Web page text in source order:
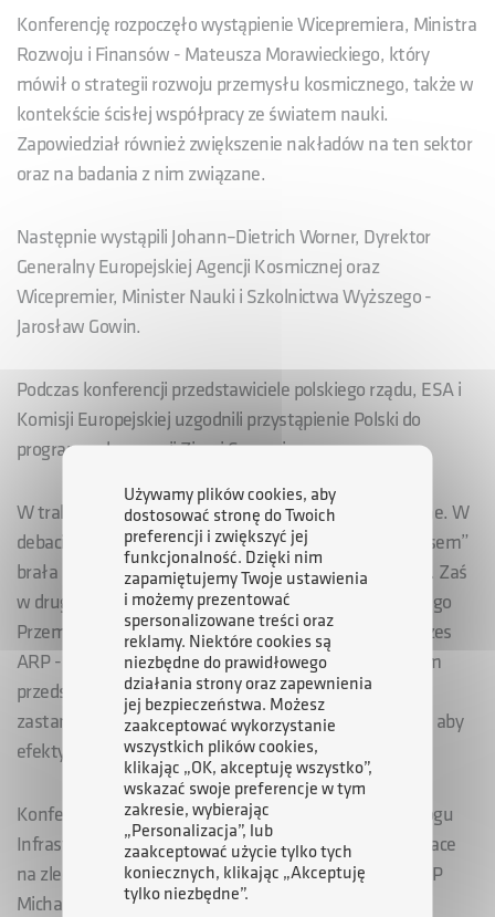
Konferencję rozpoczęło wystąpienie Wicepremiera, Ministra
Rozwoju i Finansów - Mateusza Morawieckiego, który
mówił o strategii rozwoju przemysłu kosmicznego, także w
kontekście ścisłej współpracy ze światem nauki.
Zapowiedział również zwiększenie nakładów na ten sektor
oraz na badania z nim związane.
Następnie wystąpili Johann–Dietrich Worner, Dyrektor
Generalny Europejskiej Agencji Kosmicznej oraz
Wicepremier, Minister Nauki i Szkolnictwa Wyższego -
Jarosław Gowin.
Podczas konferencji przedstawiciele polskiego rządu, ESA i
Komisji Europejskiej uzgodnili przystąpienie Polski do
programu obserwacji Ziemi Copernicus.
W trakcie wydarzenia odbyły się dwa panele dyskusyjne. W
debacie pn. „Globalne perspektywy związane z kosmosem”
brała udział Wiceminister Rozwoju Jadwiga Emilewicz. Zaś
w drugim, zatytułowanym „Program Wsparcia Polskiego
Przemysłu – kluczem do sukcesu?” wystąpił Wiceprezes
ARP - Michał Szaniawski. Dziesięciu panelistów, w tym
przedsiębiorcy zajmujący się sektorem kosmicznym,
zastanawiało się, jaką drogę ta branża powinna obrać, aby
efektywnie się rozwijać.
Konferencję zakończyła prezentacja Krajowego Katalogu
Infrastruktury Testowej, opracowanego przez PIAP Space
na zlecenie ARP. Prezentację poprowadził wiceszef ARP
Michał Szaniawski oraz Prezes PIAP Space - Mateusz
Używamy plików cookies, aby
dostosować stronę do Twoich
preferencji i zwiększyć jej
funkcjonalność. Dzięki nim
zapamiętujemy Twoje ustawienia
i możemy prezentować
spersonalizowane treści oraz
reklamy. Niektóre cookies są
niezbędne do prawidłowego
działania strony oraz zapewnienia
jej bezpieczeństwa. Możesz
zaakceptować wykorzystanie
wszystkich plików cookies,
klikając „OK, akceptuję wszystko”,
wskazać swoje preferencje w tym
zakresie, wybierając
„Personalizacja”, lub
zaakceptować użycie tylko tych
koniecznych, klikając „Akceptuję
tylko niezbędne”.